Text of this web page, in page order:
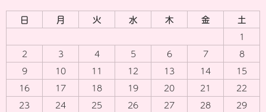
日 月 火 水 木 金
土
1
2
3 4 5 6 7
8
9
10 11 12 13 14
15
16
17 18 19 20 21
22
23
24 25 26 27 28
29